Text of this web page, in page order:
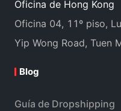
Oficina de Hong Kong
Oficina 04, 11º piso,
Yip Wong Road, Tuen
Blog
Guía de Dropshipping